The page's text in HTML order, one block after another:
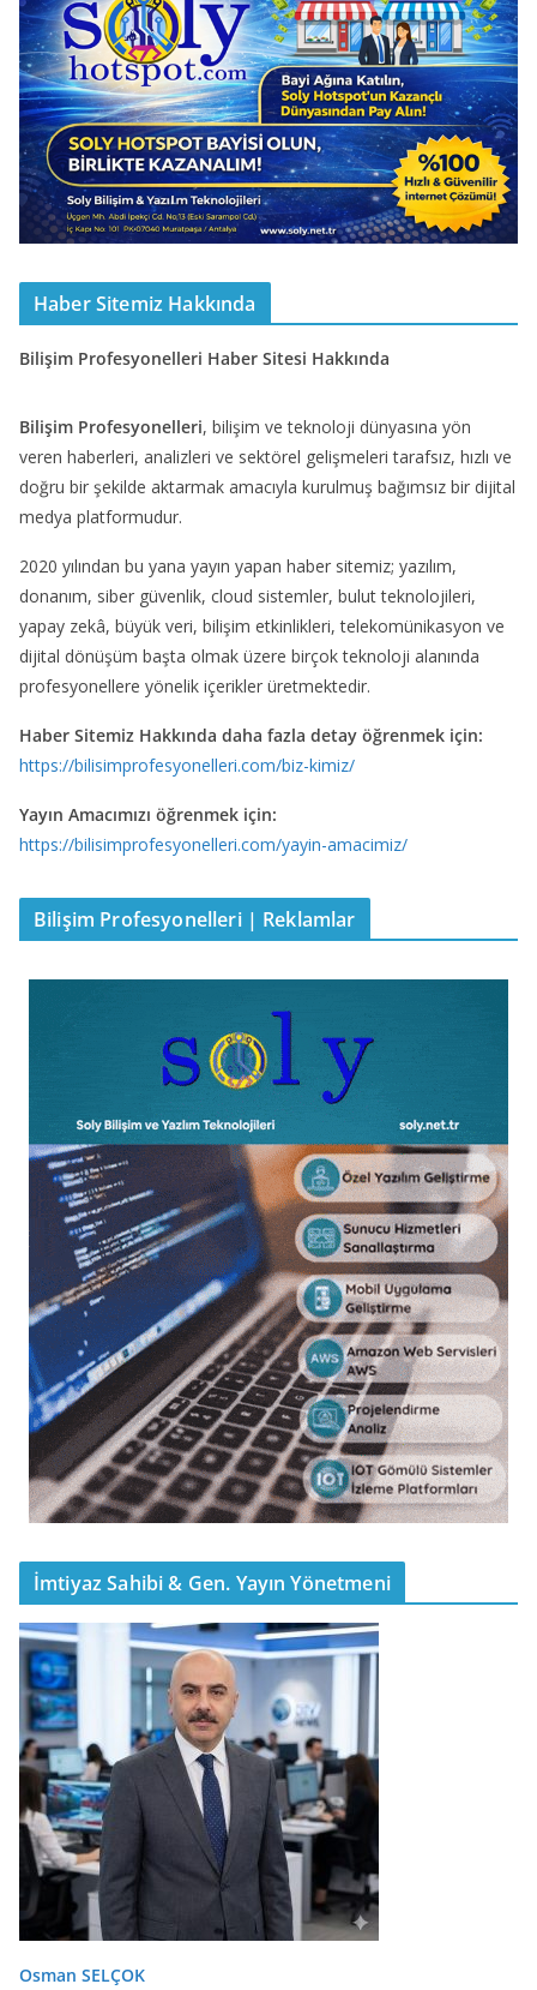
Haber Sitemiz Hakkında
Bilişim Profesyonelleri Haber Sitesi Hakkında
Bilişim Profesyonelleri, bilişim ve teknoloji dünyasına yön
veren haberleri, analizleri ve sektörel gelişmeleri tarafsız, hızlı ve
doğru bir şekilde aktarmak amacıyla kurulmuş bağımsız bir dijital
medya platformudur.
2020 yılından bu yana yayın yapan haber sitemiz; yazılım,
donanım, siber güvenlik, cloud sistemler, bulut teknolojileri,
yapay zekâ, büyük veri, bilişim etkinlikleri, telekomünikasyon ve
dijital dönüşüm başta olmak üzere birçok teknoloji alanında
profesyonellere yönelik içerikler üretmektedir.
Haber Sitemiz Hakkında daha fazla detay öğrenmek için:
https://bilisimprofesyonelleri.com/biz-kimiz/
Yayın Amacımızı öğrenmek için:
https://bilisimprofesyonelleri.com/yayin-amacimiz/
Bilişim Profesyonelleri | Reklamlar
İmtiyaz Sahibi & Gen. Yayın Yönetmeni
Osman SELÇOK